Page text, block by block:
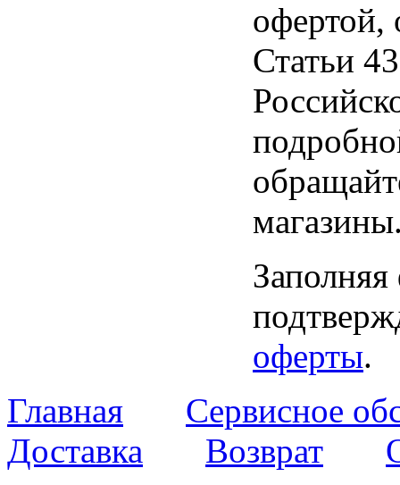
офертой,
Статьи
оферты.
Главная
Сервисное
Доставка
Возврат